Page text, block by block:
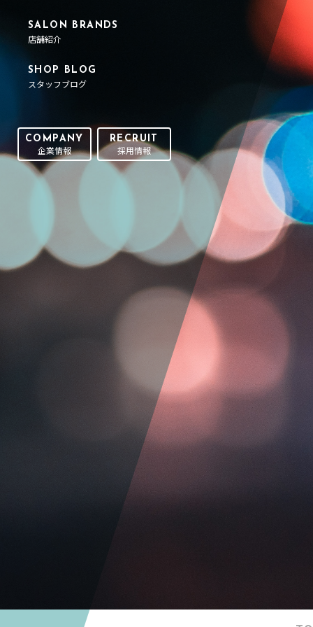
SALON BRANDS
店舗紹介
SHOP BLOG
スタッフブログ
COMPANY
企業情報
RECRUIT
採用情報